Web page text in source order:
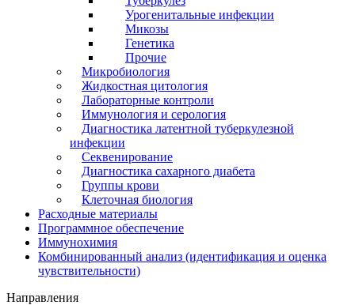
Урогенитальные инфекции
Микозы
Генетика
Прочие
Микробиология
Жидкостная цитология
Лабораторные контроли
Иммунология и серология
Диагностика латентной туберкулезной
инфекции
Секвенирование
Диагностика сахарного диабета
Группы крови
Клеточная биология
Расходные материалы
Программное обеспечение
Иммунохимия
Комбинированный анализ (идентификация и оценка
чувствительности)
Направления